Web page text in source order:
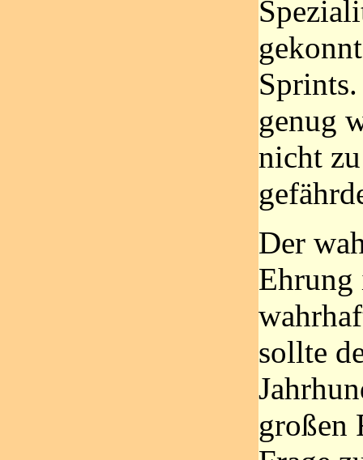
genug
nicht
Der
Ehrung
sollte
großen